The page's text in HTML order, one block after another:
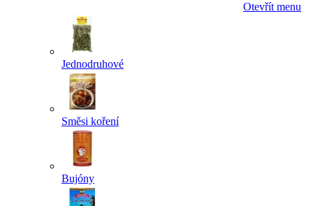
Otevřít menu
Jednodruhové
Směsi koření
Bujóny